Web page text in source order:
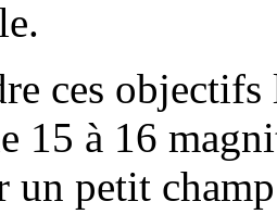
ces
15 à 16
un petit